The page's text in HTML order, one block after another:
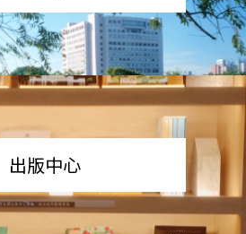
出版中心